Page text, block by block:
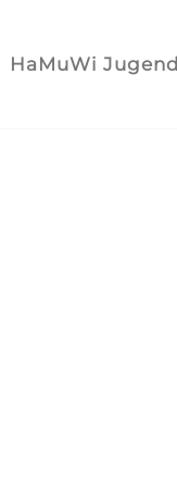
HaMuWi Jugend